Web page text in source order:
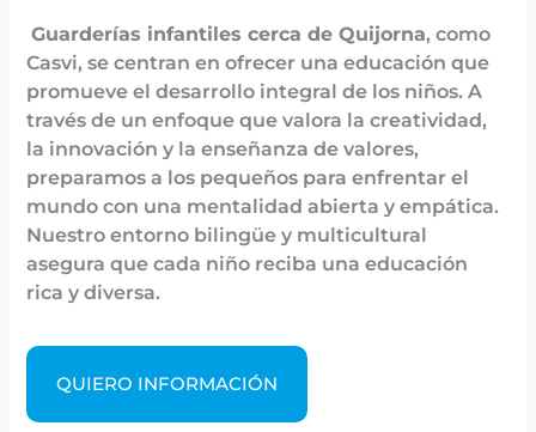
Guarderías infantiles cerca de Quijorna, como
Casvi, se centran en ofrecer una educación que
promueve el desarrollo integral de los niños. A
través de un enfoque que valora la creatividad,
la innovación y la enseñanza de valores,
preparamos a los pequeños para enfrentar el
mundo con una mentalidad abierta y empática.
Nuestro entorno bilingüe y multicultural
asegura que cada niño reciba una educación
rica y diversa.
QUIERO INFORMACIÓN